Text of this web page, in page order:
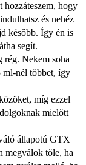
hozzáteszem, hogy
és nehéz
később. Így én is
segít.
rég. Nekem soha
ml-nél többet, így
míg ezzel
mielőtt
állapotú GTX
megválok tőle, ha